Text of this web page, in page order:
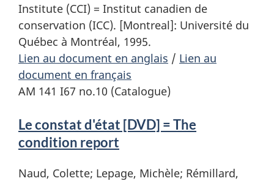
Institute (CCI) = Institut canadien de
conservation (ICC). [Montreal]: Université du
Québec à Montréal, 1995.
Lien au document en anglais / Lien au
document en français
AM 141 I67 no.10 (Catalogue)
Le constat d'état [DVD] = The
condition report
Naud, Colette; Lepage, Michèle; Rémillard,